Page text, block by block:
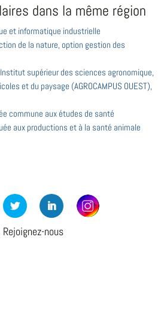
dans la même région
et informatique industrielle
de la nature, option gestion des
supérieur des sciences agronomique,
et du paysage (AGROCAMPUS OUEST),
commune aux études de santé
aux productions et à la santé animale
Rejoignez-nous